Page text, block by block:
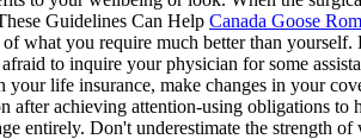
Guidelines Can Help Canada Goose
what you require much better than
to inquire your physician for some
your life insurance, make changes in your
after achieving attention-using obligations
entirely. Don't underestimate the strength